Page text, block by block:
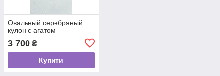
Овальный серебряный
кулон с агатом
3 700 ₴
Купити